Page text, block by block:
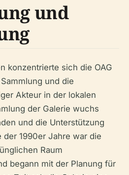
und
konzentrierte sich die OAG
und die
Akteur in der lokalen
der Galerie wuchs
und die Unterstützung
der 1990er Jahre war die
Raum
begann mit der Planung für